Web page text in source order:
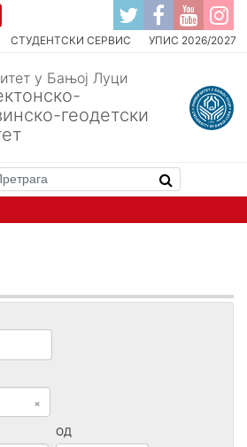
СТУДЕНТСКИ СЕРВИС УПИС 2026/2027
у Бањој Луци
геодетски
×
ОД